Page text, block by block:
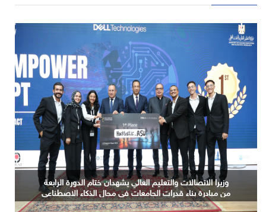
ندوة حول الذكاء الاصطناعي باللغة العربية والنماذج اللغوية
الكبيرة السيادية